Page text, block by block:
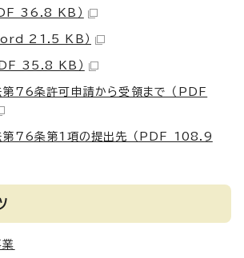
36.8 KB）
21.5 KB）
35.8 KB）
第76条許可申請から受領まで （PDF
第76条第1項の提出先 （PDF 108.9